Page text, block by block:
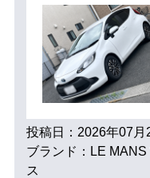
投稿日：2026年07月
ブランド：LE
ス